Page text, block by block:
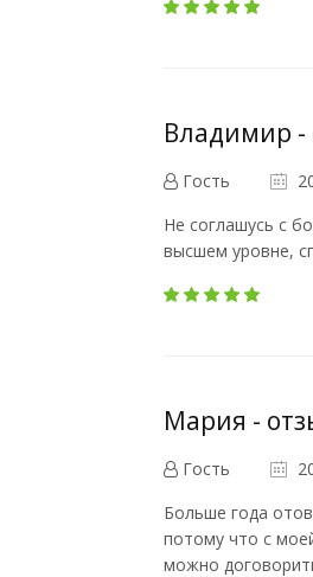
Владимир -
Гость
Не соглашусь с
высшем уровне,
Мария -
Гость
Больше года
потому что с
можно